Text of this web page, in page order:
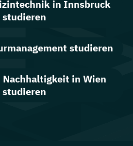
Studium
in Innsbruck
studieren
studieren
in Wien
studieren